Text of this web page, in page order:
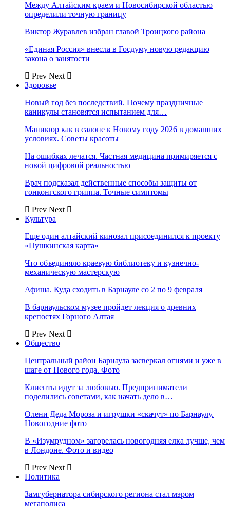
Между Алтайским краем и Новосибирской областью
определили точную границу
Виктор Журавлев избран главой Троицкого района
«Единая Россия» внесла в Госдуму новую редакцию
закона о занятости
Prev Next
Здоровье
Новый год без последствий. Почему праздничные
каникулы становятся испытанием для…
Маникюр как в салоне к Новому году 2026 в домашних
условиях. Советы красоты
На ошибках лечатся. Частная медицина примиряется с
новой цифровой реальностью
Врач подсказал действенные способы защиты от
гонконгского гриппа. Точные симптомы
Prev Next
Культура
Еще один алтайский кинозал присоединился к проекту
«Пушкинская карта»
Что объединяло краевую библиотеку и кузнечно-
механическую мастерскую
Афиша. Куда сходить в Барнауле со 2 по 9 февраля
В барнаульском музее пройдет лекция о древних
крепостях Горного Алтая
Prev Next
Общество
Центральный район Барнаула засверкал огнями и уже в
шаге от Нового года. Фото
Клиенты идут за любовью. Предприниматели
поделились советами, как начать дело в…
Олени Деда Мороза и игрушки «скачут» по Барнаулу.
Новогодние фото
В «Изумрудном» загорелась новогодняя елка лучше, чем
в Лондоне. Фото и видео
Prev Next
Политика
Замгубернатора сибирского региона стал мэром
мегаполиса